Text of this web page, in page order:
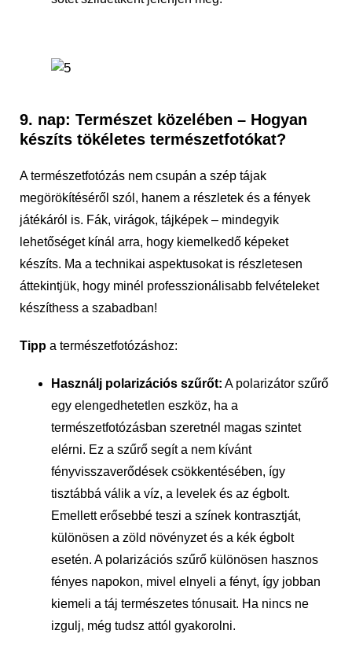
9. nap: Természet közelében – Hogyan
készíts tökéletes természetfotókat?
A természetfotózás nem csupán a szép tájak
megörökítéséről szól, hanem a részletek és a fények
játékáról is. Fák, virágok, tájképek – mindegyik
lehetőséget kínál arra, hogy kiemelkedő képeket
készíts. Ma a technikai aspektusokat is részletesen
áttekintjük, hogy minél professzionálisabb felvételeket
készíthess a szabadban!
Tipp a természetfotózáshoz:
Használj polarizációs szűrőt: A polarizátor szűrő
egy elengedhetetlen eszköz, ha a
természetfotózásban szeretnél magas szintet
elérni. Ez a szűrő segít a nem kívánt
fényvisszaverődések csökkentésében, így
tisztábbá válik a víz, a levelek és az égbolt.
Emellett erősebbé teszi a színek kontrasztját,
különösen a zöld növényzet és a kék égbolt
esetén. A polarizációs szűrő különösen hasznos
fényes napokon, mivel elnyeli a fényt, így jobban
kiemeli a táj természetes tónusait. Ha nincs ne
izgulj, még tudsz attól gyakorolni.